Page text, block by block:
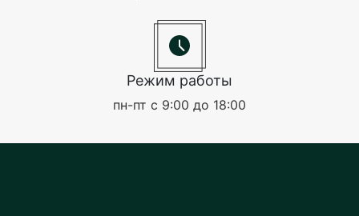
Режим работы
пн-пт с 9:00 до 18:00